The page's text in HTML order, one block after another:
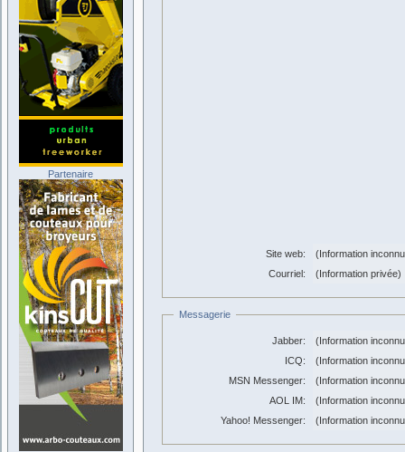
Site web:
(Information
Courriel:
(Information privée)
Messagerie
Jabber:
(Information
ICQ:
(Information
MSN Messenger:
(Information
AOL IM:
(Information
Yahoo! Messenger:
(Information
Partenaire